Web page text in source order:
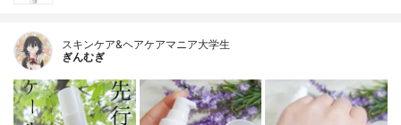
スキンケア&ヘアケアマニア大学生
ぎんむぎ